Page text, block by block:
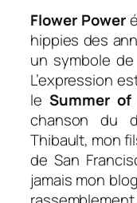
Flower Power
hippies des
un symbole
L’expression
leSummer of
chanson du
Thibault, mon
de San
jamais mon